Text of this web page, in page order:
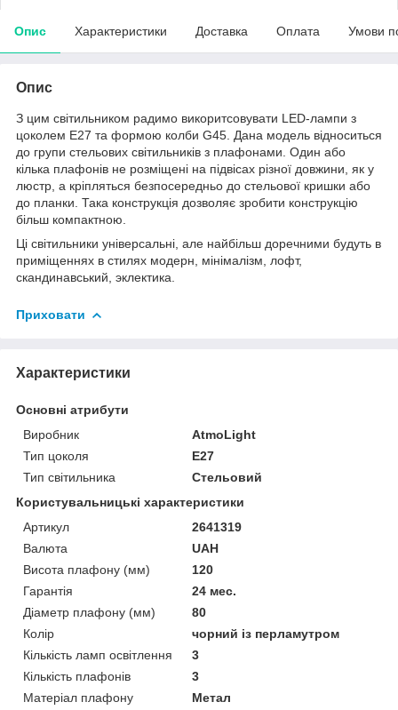
Опис Характеристики Доставка Оплата Умови
Опис
З цим світильником радимо викоритсовувати LED-лампи з
цоколем Е27 та формою колби G45. Дана модель відноситься
до групи стельових світильників з плафонами. Один або
кілька плафонів не розміщені на підвісах різної довжини, як у
люстр, а кріпляться безпосередньо до стельової кришки або
до планки. Така конструкція дозволяє зробити конструкцію
більш компактною.
Ці світильники універсальні, але найбільш доречними будуть в
приміщеннях в стилях модерн, мінімалізм, лофт,
скандинавський, эклектика.
Приховати
Характеристики
Основні атрибути
Виробник
AtmoLight
Тип цоколя
E27
Тип світильника
Стельовий
Користувальницькі характеристики
Артикул
2641319
Валюта
UAH
Висота плафону (мм)
120
Гарантія
24 мес.
Діаметр плафону (мм)
80
Колір
чорний із перламутром
Кількість ламп освітлення
3
Кількість плафонів
3
Матеріал плафону
Метал